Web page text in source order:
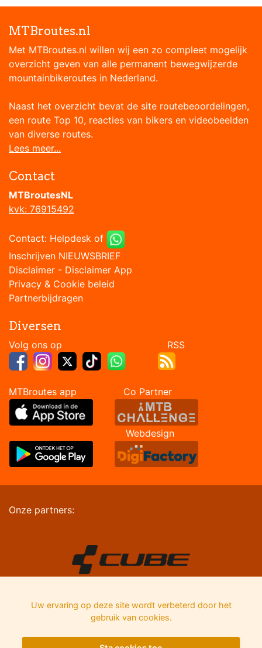
MTBroutes.nl
Met MTBroutes.nl willen wij een zo compleet mogelijk
overzicht geven van alle permanent bewegwijzerde
mountainbikeroutes in Nederland.
Naast het overzicht bevat de site routebeoordelingen,
een route Top 10, reacties van bikers en videobeelden
van diverse routes.
Lees meer...
Contact
MTBroutesNL
kvk: 76915492
Contact: Helpdesk of
Inschrijven NIEUWSBRIEF
Disclaimer - Disclaimer App
Privacy & Cookie beleid
Partnerbijdragen
Diversen
Volg ons op RSS
MTBroutes app Co Partner
Webdesign
Onze partners:
Uw ervaring op deze site wordt verbeterd door het
gebruik van cookies.